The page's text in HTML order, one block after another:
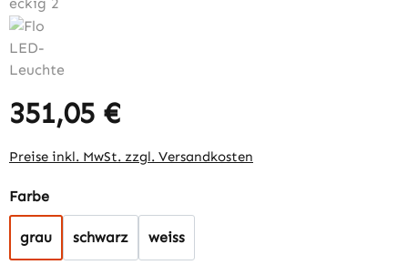
Regulärer Preis:
351,05 €
Preise inkl. MwSt. zzgl. Versandkosten
Farbeauswählen
grau schwarz weiss